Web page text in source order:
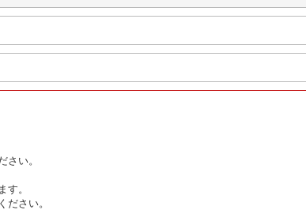
さい。
す。
ださい。